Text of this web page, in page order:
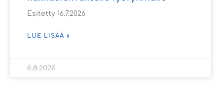
Esitetty 16.7.2026
LUE LISÄÄ »
6.8.2026